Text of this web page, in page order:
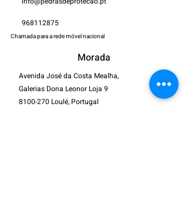
968112875
Chamada para a rede móvel nacional
Morada
Avenida José da Costa Mealha,
Galerias Dona Leonor Loja 9
8100-270 Loulé, Portugal